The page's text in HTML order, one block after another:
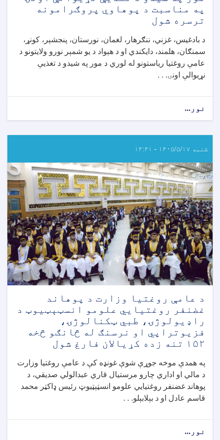
په مناسبت د پوهاوي پروګرامونه
ترسره شول
د بادغیس، غزني، ننګرهار، لغمان، نورستان، پنجشېر، کونړ،
سمنګان، هلمند، دایکندي او د هېواد د یو شمېر نورو ولایتونو د
عامې روغتیا ریاستونو له لوري د مور په شیدو د تغذیې
نړیوالې اونۍ. . .
نور...
په
یو
ولایتونو
کې
د
مور
په
شیدو
د
تغذیې
نړیوالې
اونۍ
په
مناسبت
د
پروګرامونه
ترسره
شول
شنبه ۱۴۰۵/۵/۱۷ - ۱۴:۴۱
د عامې روغتیا وزارت د پوهاند
غضنفر روغتیايي علومو انسټېټیوټ د
راډیولوژۍ، طبي ټکنالوژۍ،
فزیوتراپي او نرسنګ له څانګو څخه
۱۵۲ تنه زده‌ کړیالان فارغ شول
په همدې موخه جوړې شوې غونډه کې د عامې روغتیا وزارت
د مالي او اداري چارو مرستیال قاري عبدالولي صدیقي، د
پوهاند غضنفر روغتیايي علومو انسټېټیوټ رئیس ډاکټر محمد
قاسم عادل او د بېلابېلو. . .
نور...